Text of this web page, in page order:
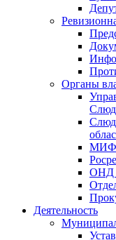
Органы
ОНД
Деятельность